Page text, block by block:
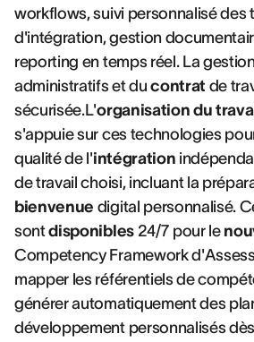
workflows, suivi personnalisé des
d'intégration, gestion
reporting en temps réel. La
administratifs et ducontrat de
sécurisée.L'organisation du
s'appuie sur ces technologies
qualité de l'intégration
de travail choisi, incluant la
bienvenue digital personnalisé.
sontdisponibles24/7 pour le
Competency Framework
mapper les référentiels de
générer automatiquement des
développement personnalisés